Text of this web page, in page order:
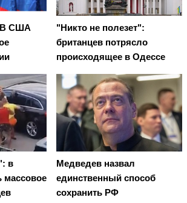
В США
"Никто не полезет":
британцев потрясло
происходящее в Одессе
в
массовое
Медведев назвал
единственный способ
сохранить РФ